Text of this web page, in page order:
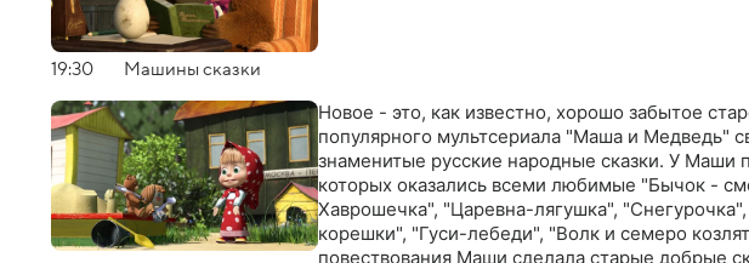
19:30 Машины сказки
Новое - это, как известно, хорошо забытое
популярного мультсериала "Маша и Медведь"
знаменитые русские народные сказки. У Маши
которых оказались всеми любимые "Бычок -
Хаврошечка", "Царевна-лягушка",
корешки", "Гуси-лебеди", "Волк и семеро
повествования Маши сделала старые добрые